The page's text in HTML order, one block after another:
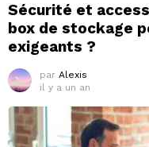
Sécurité et
box de stockage
exigeants ?
par Alexis
il y a un an